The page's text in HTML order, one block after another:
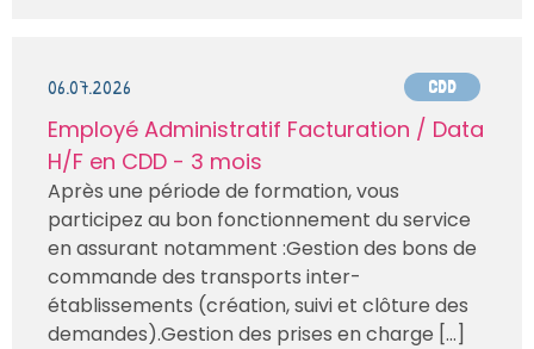
06.07.2026 CDD
Employé Administratif Facturation / Data
H/F en CDD - 3 mois
Après une période de formation, vous
participez au bon fonctionnement du service
en assurant notamment :Gestion des bons de
commande des transports inter-
établissements (création, suivi et clôture des
demandes).Gestion des prises en charge [...]